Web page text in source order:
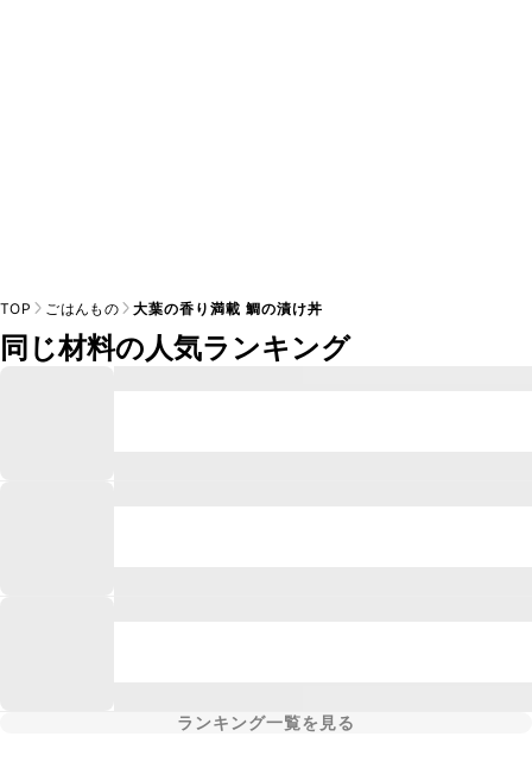
TOP ごはんもの 大葉の香り満載 鯛の漬け丼
同じ材料の人気ランキング
ランキング一覧を見る